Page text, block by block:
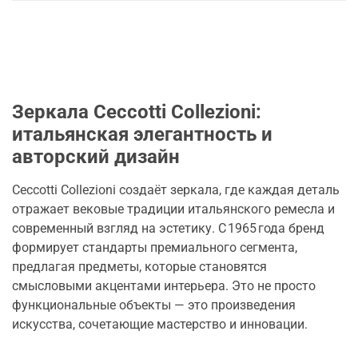
Зеркала Ceccotti Collezioni:
итальянская элегантность и
авторский дизайн
Ceccotti Collezioni создаёт зеркала, где каждая деталь
отражает вековые традиции итальянского ремесла и
современный взгляд на эстетику. С 1965 года бренд
формирует стандарты премиального сегмента,
предлагая предметы, которые становятся
смысловыми акцентами интерьера. Это не просто
функциональные объекты — это произведения
искусства, сочетающие мастерство и инновации.